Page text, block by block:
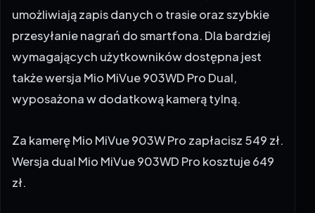
przesyłanie nagrań do smartfona. Dla bardziej
wymagających użytkowników dostępna jest
także wersja Mio MiVue 903WD Pro Dual,
wyposażona w dodatkową kamerą tylną.
Za kamerę Mio MiVue 903W Pro zapłacisz 549 zł.
Wersja dual Mio MiVue 903WD Pro kosztuje 649